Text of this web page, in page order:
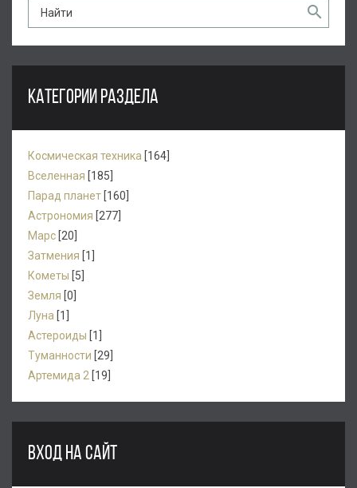
КАТЕГОРИИ РАЗДЕЛА
Космическая техника [164]
Вселенная [185]
Парад планет [160]
Астрономия [277]
Марс [20]
Затмения [1]
Кометы [5]
Земля [0]
Луна [1]
Астероиды [1]
Туманности [29]
Артемида 2 [19]
ВХОД НА САЙТ